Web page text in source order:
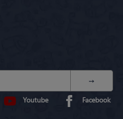
Youtube Facebook